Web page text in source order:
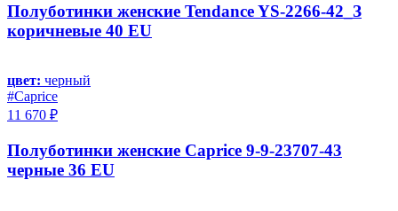
Полуботинки женские Tendance YS-2266-42_З
коричневые 40 EU
цвет: черный
#Caprice
11 670 ₽
Полуботинки женские Caprice 9-9-23707-43
черные 36 EU